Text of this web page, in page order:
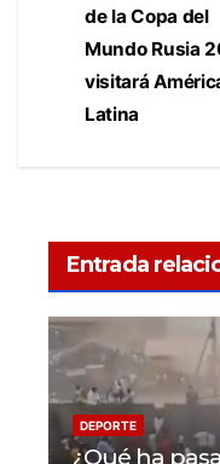
de la Copa del
Mundo Rusia
visitará
Latina
Entrada
DEPORTE
¿Qué ha